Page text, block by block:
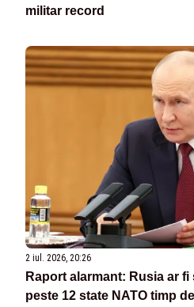
militar record
2 iul. 2026, 20:26
Raport alarmant: Rusia ar
peste 12 state NATO timp